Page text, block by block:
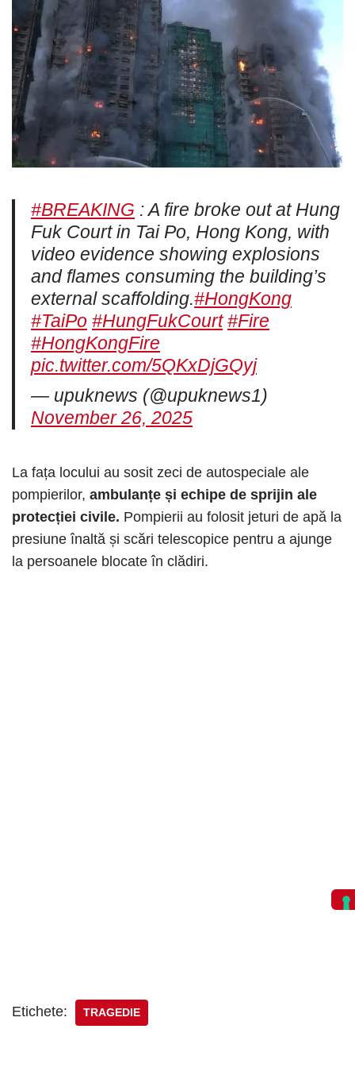
#BREAKING : A fire broke out at Hung
Fuk Court in Tai Po, Hong Kong, with
video evidence showing explosions
and flames consuming the building’s
external scaffolding.#HongKong
#TaiPo #HungFukCourt #Fire
#HongKongFire
pic.twitter.com/5QKxDjGQyj
— upuknews (@upuknews1)
November 26, 2025
La fața locului au sosit zeci de autospeciale ale
pompierilor, ambulanțe și echipe de sprijin ale
protecției civile. Pompierii au folosit jeturi de apă la
presiune înaltă și scări telescopice pentru a ajunge
la persoanele blocate în clădiri.
Etichete: TRAGEDIE